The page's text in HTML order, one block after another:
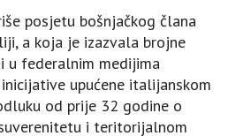
posjetu bošnjačkog člana
a koja je izazvala brojne
u federalnim medijima
upućene italijanskom
od prije 32 godine o
i teritorijalnom